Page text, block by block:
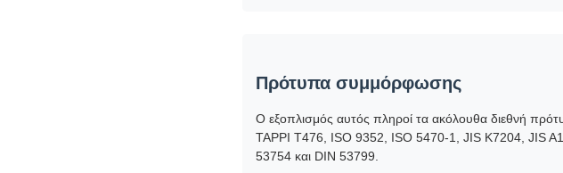
Πρότυπα συμμόρφωσης
Ο εξοπλισμός αυτός πληροί τα ακόλουθα διεθνή
TAPPI T476, ISO 9352, ISO 5470-1, JIS K7204, JIS
53754 και DIN 53799.